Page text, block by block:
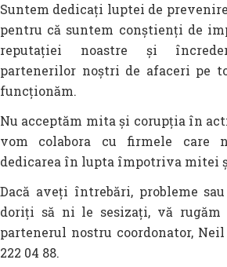
Suntem dedicați luptei de
pentru că suntem conștienți de
reputației noastre și
partenerilor noștri de afaceri pe
funcționăm.
Nu acceptăm mita și corupția în
vom colabora cu firmele care
dedicarea în lupta împotriva mitei
Dacă aveți întrebări, probleme
doriți să ni le sesizați, vă
partenerul nostru coordonator, Neil
222 04 88.